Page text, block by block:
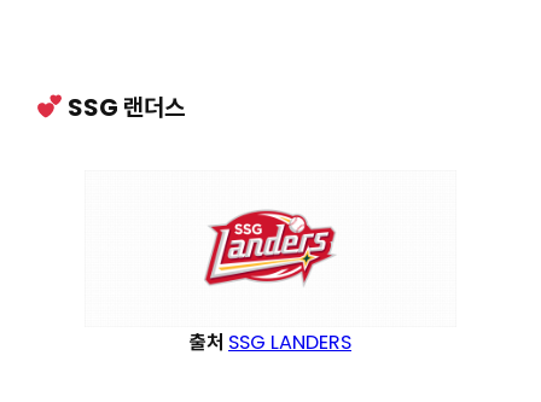
SSG 랜더스
출처 SSG LANDERS